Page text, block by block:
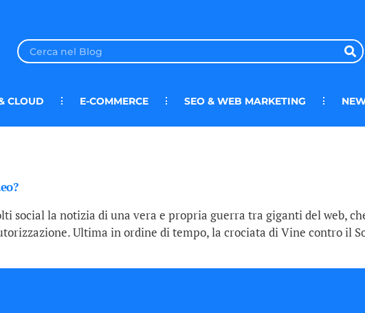
CLOUD E-COMMERCE SEO & WEB MARKETING
social la notizia di una vera e propria guerra tra giganti del web,
Ultima in ordine di tempo, la crociata di Vine contro il